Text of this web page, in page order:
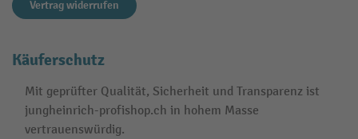
Vertrag widerrufen
Käuferschutz
Mit geprüfter Qualität, Sicherheit und Transparenz ist
jungheinrich-profishop.ch in hohem Masse
vertrauenswürdig.